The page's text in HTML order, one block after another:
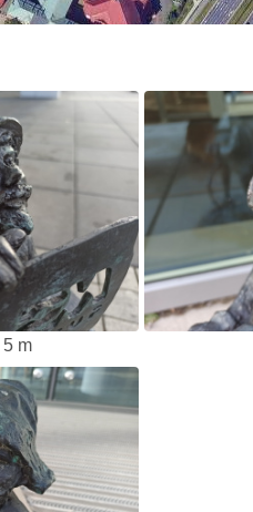
5 m